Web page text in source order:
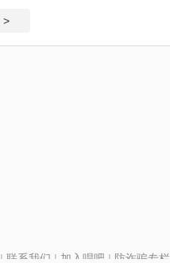
>
| 联系我们 | 加入唱吧 | 防诈骗专栏